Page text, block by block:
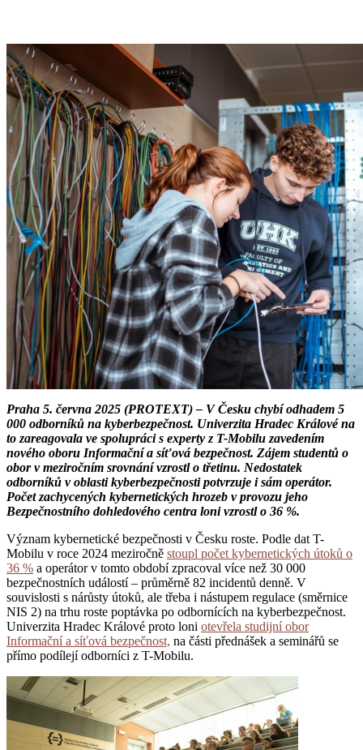
Praha 5. června 2025 (PROTEXT) – V Česku chybí odhadem 5
000 odborníků na kyberbezpečnost. Univerzita Hradec Králové na
to zareagovala ve spolupráci s experty z T-Mobilu zavedením
nového oboru Informační a síťová bezpečnost. Zájem studentů o
obor v meziročním srovnání vzrostl o třetinu. Nedostatek
odborníků v oblasti kyberbezpečnosti potvrzuje i sám operátor.
Počet zachycených kybernetických hrozeb v provozu jeho
Bezpečnostního dohledového centra loni vzrostl o 36 %.
Význam kybernetické bezpečnosti v Česku roste. Podle dat T-
Mobilu v roce 2024 meziročně stoupl počet kybernetických útoků o
36 % a operátor v tomto období zpracoval více než 30 000
bezpečnostních událostí – průměrně 82 incidentů denně. V
souvislosti s nárůsty útoků, ale třeba i nástupem regulace (směrnice
NIS 2) na trhu roste poptávka po odbornících na kyberbezpečnost.
Univerzita Hradec Králové proto loni otevřela studijní obor
Informační a síťová bezpečnost, na části přednášek a seminářů se
přímo podílejí odborníci z T-Mobilu.